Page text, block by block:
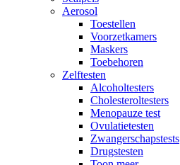
Aerosol
Toestellen
Voorzetkamers
Maskers
Toebehoren
Zelftesten
Alcoholtesters
Cholesteroltesters
Menopauze test
Ovulatietesten
Zwangerschapstests
Drugstesten